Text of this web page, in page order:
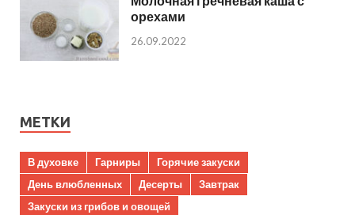
орехами
26.09.2022
МЕТКИ
В духовке Гарниры
Горячие закуски
День влюбленных
Десерты
Завтрак
Закуски из грибов и овощей